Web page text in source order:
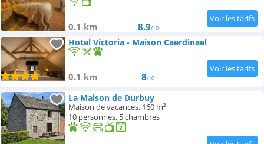
0.1 km 8.9/10
Hotel Victoria - Maison Caerdinael
0.1 km 8/10
La Maison de Durbuy
Maison de vacances, 160 m²
10 personnes, 5 chambres